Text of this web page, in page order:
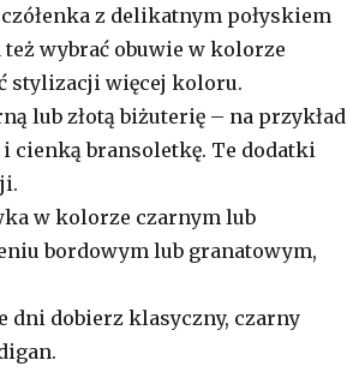
z delikatnym połyskiem
wybrać obuwie w kolorze
stylizacji więcej koloru.
lub złotą biżuterię – na przykład
cienką bransoletkę. Te dodatki
w kolorze czarnym lub
bordowym lub granatowym,
dni dobierz klasyczny, czarny